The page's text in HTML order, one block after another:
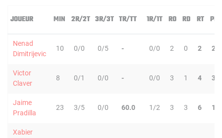
JOUEUR MIN 2R/2T 3R/3T TR/TT 1R/1T RO RD RT PD
Nenad
Dimitrijevic
10 0/0 0/5 - 0/0 2 0 2 2
Victor
Claver
8 0/1 0/0 - 0/0 3 1 4 3
Jaime
Pradilla
23 3/5 0/0 60.0 1/2 3 3 6 1
Xabier